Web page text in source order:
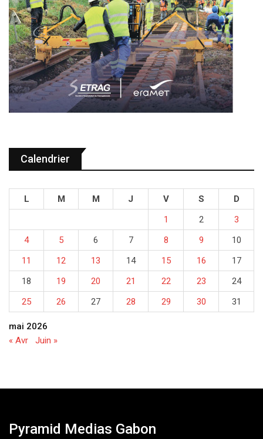
Calendrier
mai 2026
L M M J V S
D
1
2
3
4
5 6 7 8 9
10
11
12 13 14 15 16
17
18
19 20 21 22 23
24
25
26 27 28 29 30 31
« Avr Juin »
Pyramid Medias Gabon